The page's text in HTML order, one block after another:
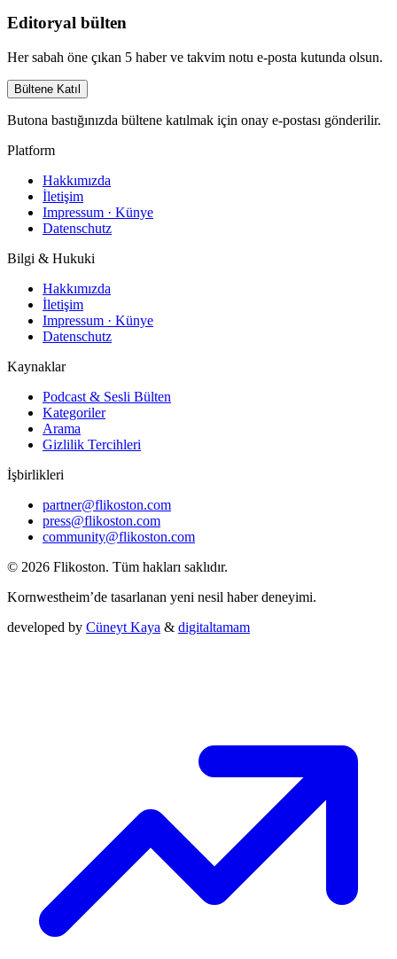
Editoryal bülten
Her sabah öne çıkan 5 haber ve takvim notu e-posta kutunda olsun.
Bültene Katıl
Butona bastığınızda bültene katılmak için onay e-postası gönderilir.
Platform
Hakkımızda
İletişim
Impressum · Künye
Datenschutz
Bilgi & Hukuki
Hakkımızda
İletişim
Impressum · Künye
Datenschutz
Kaynaklar
Podcast & Sesli Bülten
Kategoriler
Arama
Gizlilik Tercihleri
İşbirlikleri
partner@flikoston.com
press@flikoston.com
community@flikoston.com
© 2026 Flikoston. Tüm hakları saklıdır.
Kornwestheim’de tasarlanan yeni nesil haber deneyimi.
developed by Cüneyt Kaya & digitaltamam